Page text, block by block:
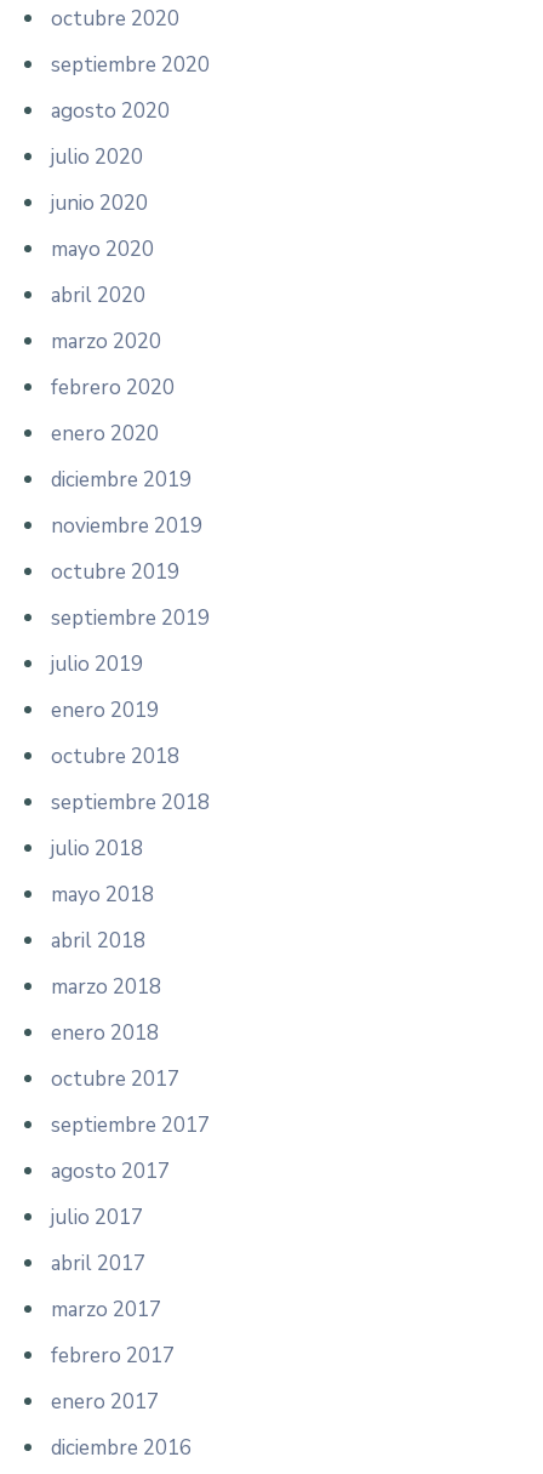
octubre 2020
septiembre 2020
agosto 2020
julio 2020
junio 2020
mayo 2020
abril 2020
marzo 2020
febrero 2020
enero 2020
diciembre 2019
noviembre 2019
octubre 2019
septiembre 2019
julio 2019
enero 2019
octubre 2018
septiembre 2018
julio 2018
mayo 2018
abril 2018
marzo 2018
enero 2018
octubre 2017
septiembre 2017
agosto 2017
julio 2017
abril 2017
marzo 2017
febrero 2017
enero 2017
diciembre 2016